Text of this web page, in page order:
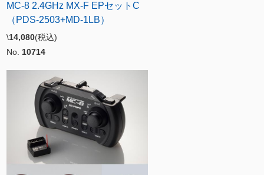
MC-8 2.4GHz MX-F EPセットC
（PDS-2503+MD-1LB）
\14,080(税込)
No. 10714